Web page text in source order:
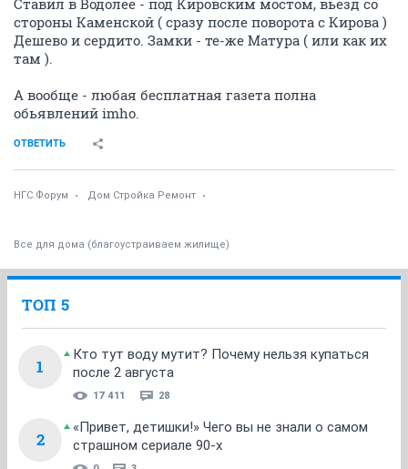
Ставил в Водолее - под Кировским мостом, вьезд со
стороны Каменской ( сразу после поворота с Кирова )
Дешево и сердито. Замки - те-же Матура ( или как их
там ).
А вообще - любая бесплатная газета полна
обьявлений imho.
ОТВЕТИТЬ
НГС.Форум Дом Стройка Ремонт
Все для дома (благоустраиваем жилище)
ТОП 5
1
Кто тут воду мутит? Почему нельзя купаться
после 2 августа
17 411 28
2
«Привет, детишки!» Чего вы не знали о самом
страшном сериале 90-х